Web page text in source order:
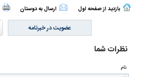
بازدید از صفحه اول ارسال به دوستان
عضویت در خبرنامه
نظرات شما
نام